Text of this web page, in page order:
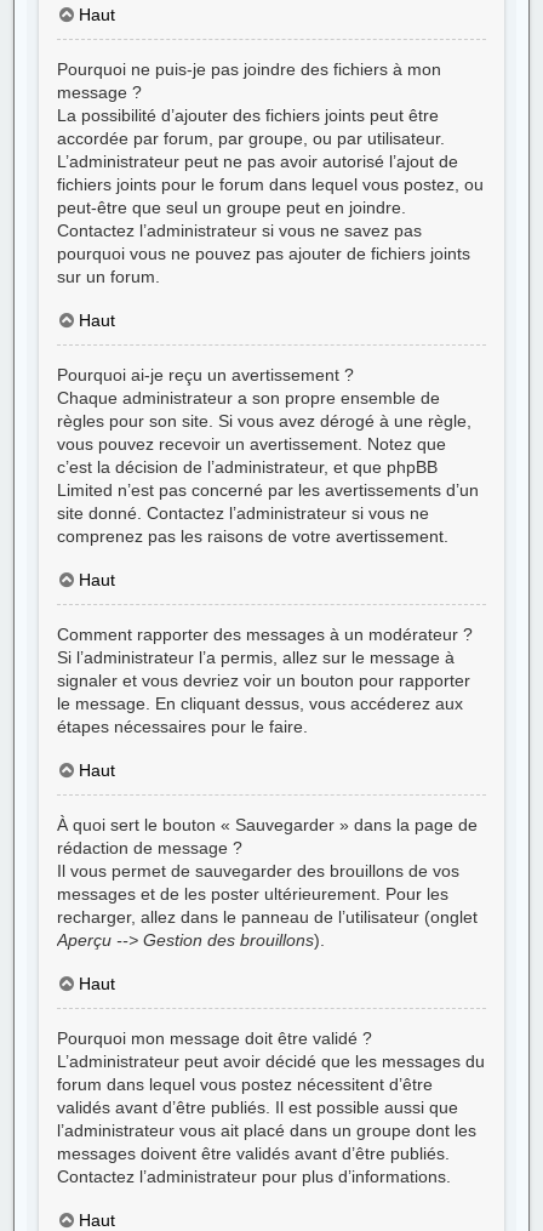
Haut
Pourquoi ne puis-je pas joindre des fichiers à mon
message ?
La possibilité d’ajouter des fichiers joints peut être
accordée par forum, par groupe, ou par utilisateur.
L’administrateur peut ne pas avoir autorisé l’ajout de
fichiers joints pour le forum dans lequel vous postez, ou
peut-être que seul un groupe peut en joindre.
Contactez l’administrateur si vous ne savez pas
pourquoi vous ne pouvez pas ajouter de fichiers joints
sur un forum.
Haut
Pourquoi ai-je reçu un avertissement ?
Chaque administrateur a son propre ensemble de
règles pour son site. Si vous avez dérogé à une règle,
vous pouvez recevoir un avertissement. Notez que
c’est la décision de l’administrateur, et que phpBB
Limited n’est pas concerné par les avertissements d’un
site donné. Contactez l’administrateur si vous ne
comprenez pas les raisons de votre avertissement.
Haut
Comment rapporter des messages à un modérateur ?
Si l’administrateur l’a permis, allez sur le message à
signaler et vous devriez voir un bouton pour rapporter
le message. En cliquant dessus, vous accéderez aux
étapes nécessaires pour le faire.
Haut
À quoi sert le bouton « Sauvegarder » dans la page de
rédaction de message ?
Il vous permet de sauvegarder des brouillons de vos
messages et de les poster ultérieurement. Pour les
recharger, allez dans le panneau de l’utilisateur (onglet
Aperçu --> Gestion des brouillons).
Haut
Pourquoi mon message doit être validé ?
L’administrateur peut avoir décidé que les messages du
forum dans lequel vous postez nécessitent d’être
validés avant d’être publiés. Il est possible aussi que
l’administrateur vous ait placé dans un groupe dont les
messages doivent être validés avant d’être publiés.
Contactez l’administrateur pour plus d’informations.
Haut